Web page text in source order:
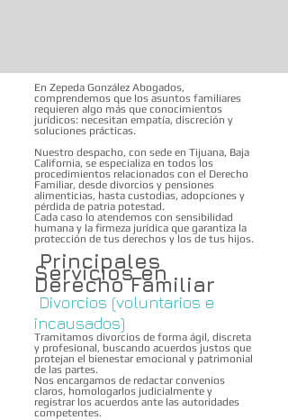
En Zepeda González Abogados,
comprendemos que los asuntos familiares
requieren algo más que conocimientos
jurídicos: necesitan empatía, discreción y
soluciones prácticas.
Nuestro despacho, con sede en Tijuana, Baja
California, se especializa en todos los
procedimientos relacionados con el Derecho
Familiar, desde divorcios y pensiones
alimenticias, hasta custodias, adopciones y
pérdida de patria potestad.
Cada caso lo atendemos con sensibilidad
humana y la firmeza jurídica que garantiza la
protección de tus derechos y los de tus hijos.
Principales
Servicios en
Derecho Familiar
Divorcios (voluntarios e
incausados)
Tramitamos divorcios de forma ágil, discreta
y profesional, buscando acuerdos justos que
protejan el bienestar emocional y patrimonial
de las partes.
Nos encargamos de redactar convenios
claros, homologarlos judicialmente y
registrar los acuerdos ante las autoridades
competentes.